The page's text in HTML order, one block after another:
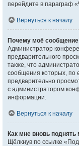
перейдите в параграф
Вернуться к началу
Почему моё
Администратор
предварительного
также, что
сообщения которых, по
предварительно
с администратором
информации.
Вернуться к началу
Как мне вновь
Щёлкнув по ссылке